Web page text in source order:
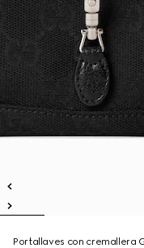
Portallaves con cremallera